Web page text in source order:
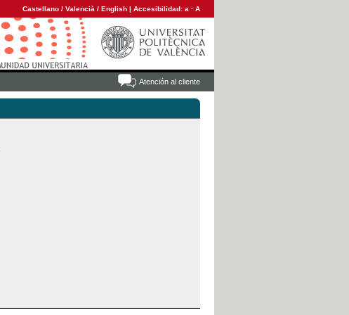
Castellano / Valencià / English | Accesibilidad: a · A
Atención al cliente